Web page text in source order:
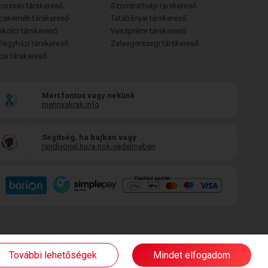
társkereső
társkereső
társkereső
társkereső
társkereső
Szombathelyi társkereső
Tatabányai társkereső
Veszprémi társkereső
Zalaegerszegi társkereső
Mert fontos vagy nekünk
mehnyakrak.info
Segítség, ha bajban vagy
randivonal.hu/a-nok-vedelmeben
További lehetőségek Mindet elfogadom